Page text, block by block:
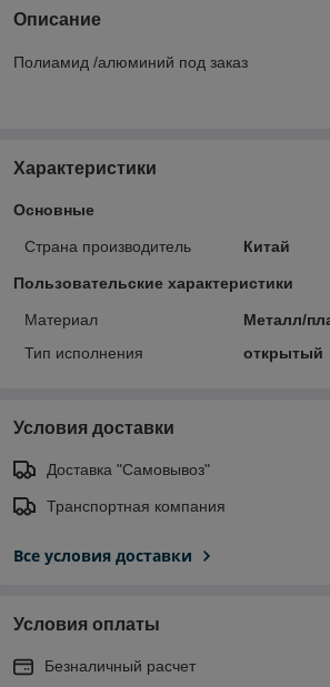
Описание
Полиамид /алюминий под заказ
Характеристики
Основные
Страна производитель Китай
Пользовательские характеристики
Материал
Металл/
Тип исполнения
открытый
Условия доставки
Доставка "Самовывоз"
Транспортная компания
Все условия доставки
Условия оплаты
Безналичный расчет